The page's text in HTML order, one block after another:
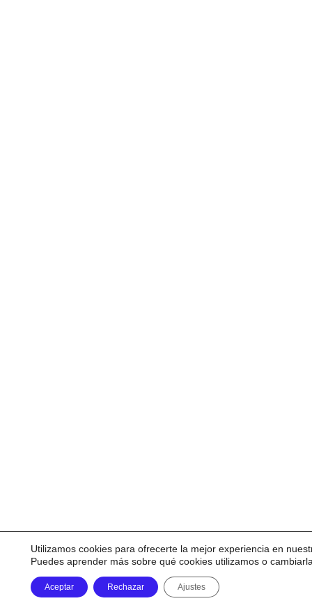
Utilizamos cookies para ofrecerte la mejor experiencia en
Puedes aprender más sobre qué cookies utilizamos o
Aceptar Rechazar Ajustes